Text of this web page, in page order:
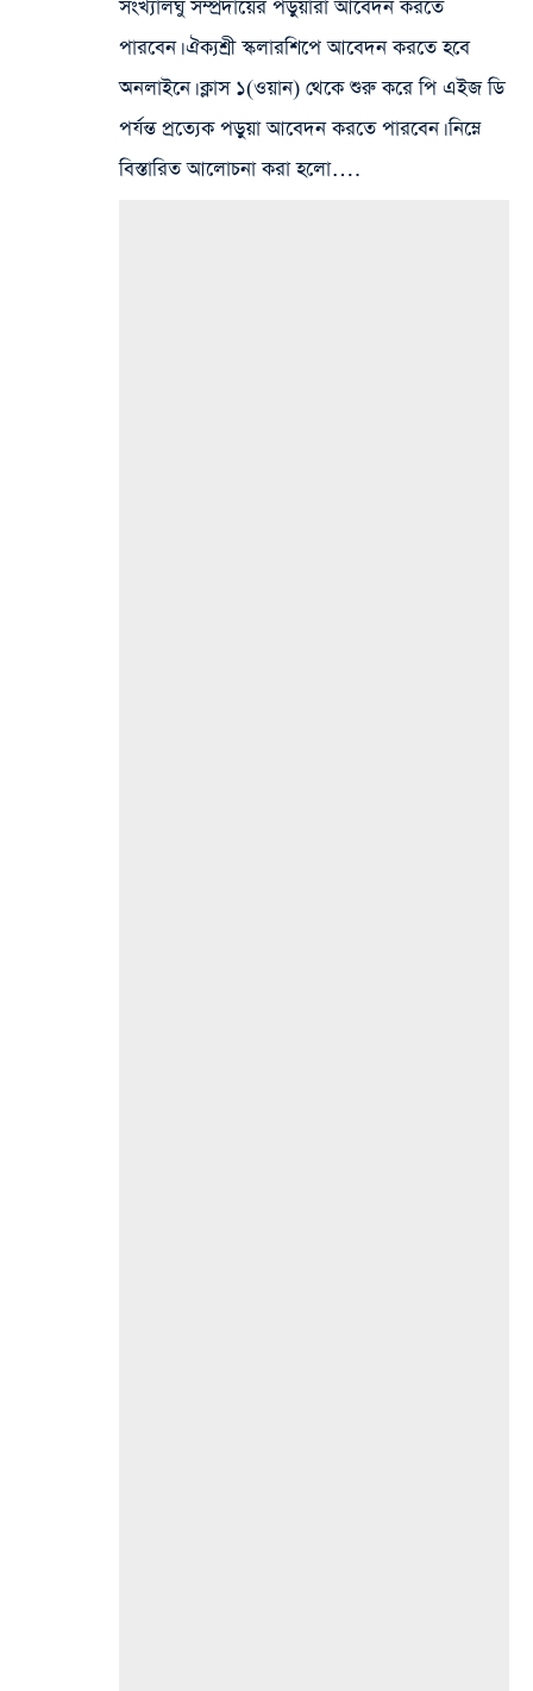
সংখ্যালঘু সম্প্রদায়ের পড়ুয়ারা আবেদন করতে
পারবেন। ঐক্যশ্রী স্কলারশিপে আবেদন করতে হবে
অনলাইনে। ক্লাস ১(ওয়ান) থেকে শুরু করে পি এইজ ডি
পর্যন্ত প্রত্যেক পড়ুয়া আবেদন করতে পারবেন। নিম্নে
বিস্তারিত আলোচনা করা হলো….